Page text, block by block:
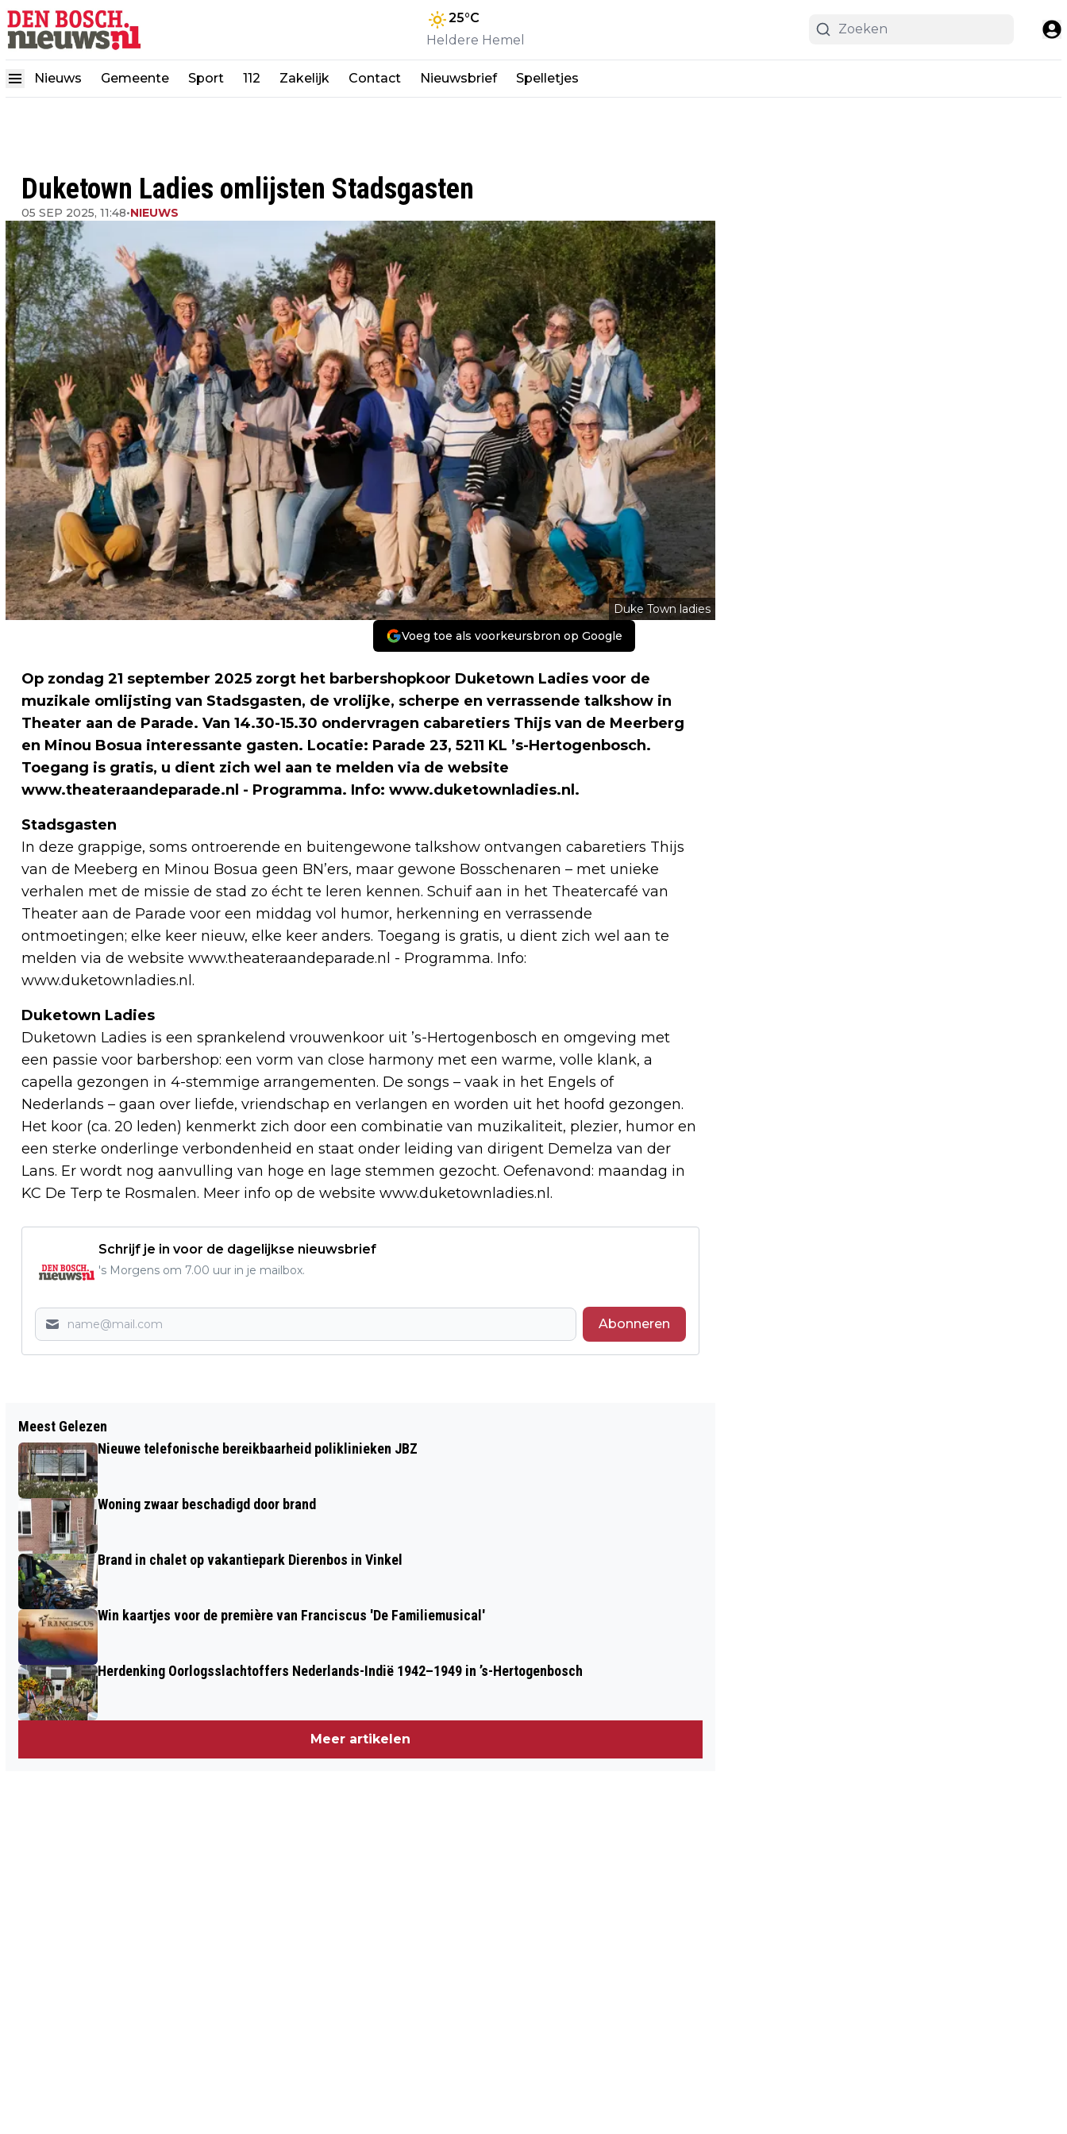
25°C
Heldere Hemel
Nieuws Gemeente Sport 112 Zakelijk Contact Nieuwsbrief Spelletjes
Duketown Ladies omlijsten Stadsgasten
05 SEP 2025, 11:48•NIEUWS
Duke Town ladies
Voeg toe als voorkeursbron op Google
Op zondag 21 september 2025 zorgt het barbershopkoor Duketown Ladies voor de
muzikale omlijsting van Stadsgasten, de vrolijke, scherpe en verrassende talkshow in
Theater aan de Parade. Van 14.30-15.30 ondervragen cabaretiers Thijs van de Meerberg
en Minou Bosua interessante gasten. Locatie: Parade 23, 5211 KL ’s-Hertogenbosch.
Toegang is gratis, u dient zich wel aan te melden via de website
www.theateraandeparade.nl - Programma. Info: www.duketownladies.nl.
Stadsgasten
In deze grappige, soms ontroerende en buitengewone talkshow ontvangen cabaretiers Thijs
van de Meeberg en Minou Bosua geen BN’ers, maar gewone Bosschenaren – met unieke
verhalen met de missie de stad zo écht te leren kennen. Schuif aan in het Theatercafé van
Theater aan de Parade voor een middag vol humor, herkenning en verrassende
ontmoetingen; elke keer nieuw, elke keer anders. Toegang is gratis, u dient zich wel aan te
melden via de website www.theateraandeparade.nl - Programma. Info:
www.duketownladies.nl.
Duketown Ladies
Duketown Ladies is een sprankelend vrouwenkoor uit ’s-Hertogenbosch en omgeving met
een passie voor barbershop: een vorm van close harmony met een warme, volle klank, a
capella gezongen in 4-stemmige arrangementen. De songs – vaak in het Engels of
Nederlands – gaan over liefde, vriendschap en verlangen en worden uit het hoofd gezongen.
Het koor (ca. 20 leden) kenmerkt zich door een combinatie van muzikaliteit, plezier, humor en
een sterke onderlinge verbondenheid en staat onder leiding van dirigent Demelza van der
Lans. Er wordt nog aanvulling van hoge en lage stemmen gezocht. Oefenavond: maandag in
KC De Terp te Rosmalen. Meer info op de website www.duketownladies.nl.
Schrijf je in voor de dagelijkse nieuwsbrief
's Morgens om 7.00 uur in je mailbox.
Abonneren
GROTE CONTROLEACTIE IN
GARAGEBOXEN EN BERGINGEN
KOORTSPATIËNTEN
Meest Gelezen
Nieuwe telefonische bereikbaarheid poliklinieken JBZ
Woning zwaar beschadigd door brand
Brand in chalet op vakantiepark Dierenbos in Vinkel
Win kaartjes voor de première van Franciscus 'De Familiemusical'
Herdenking Oorlogsslachtoffers Nederlands-Indië 1942–1949 in ’s-Hertogenbosch
Meer artikelen